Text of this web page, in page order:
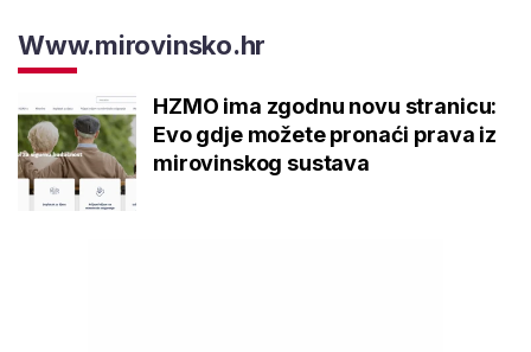
Www.mirovinsko.hr
HZMO ima zgodnu novu stranicu:
Evo gdje možete pronaći prava iz
mirovinskog sustava